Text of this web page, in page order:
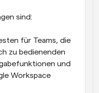
sind:
für Teams, die
zu bedienenden
und
Workspace